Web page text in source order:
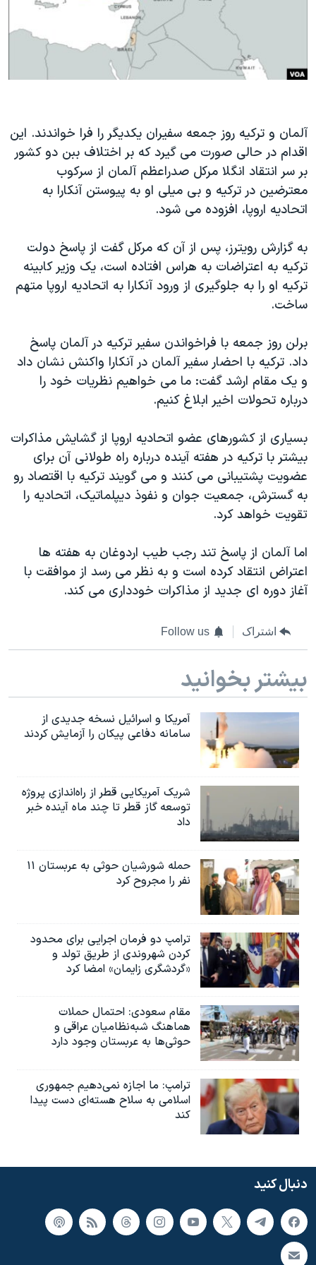
حقوق شهروندی
اقتصادی
گالری عکس
آرشیو پخش زنده
انتخابات ریاست جمهوری آمریکا ۲۰۲۴
حمله جمهوری اسلامی به اسرائیل
اعتراضات زن، زندگی، آزادی
مجموعه مستندهای دادخواهی
تریبونال مردمی آبان ۹۸
دادگاه حمید نوری
چهل سال گروگان‌گیری
قانون شفافیت دارائی کادر رهبری ایران
اعتراضات مردمی آبان ۹۸
نرگس محمدی برنده جایزه نوبل صلح
همایش محافظه‌کاران آمریکا «سی‌پک»
صفحه‌های ویژه
آلمان و ترکیه روز جمعه سفیران یکدیگر را فرا خواندند. این
اقدام در حالی صورت می گیرد که بر اختلاف ببن دو کشور
بر سر انتقاد انگلا مرکل صدراعظم آلمان از سرکوب
معترضین در ترکیه و بی میلی او به پیوستن آنکارا به
اتحادیه اروپا، افزوده می شود.
به گزارش رویترز، پس از آن که مرکل گفت از پاسخ دولت
ترکیه به اعتراضات به هراس افتاده است، یک وزیر کابینه
ترکیه او را به جلوگیری از ورود آنکارا به اتحادیه اروپا متهم
ساخت.
برلن روز جمعه با فراخواندن سفیر ترکیه در آلمان پاسخ
داد. ترکیه با احضار سفیر آلمان در آنکارا واکنش نشان داد
و یک مقام ارشد گفت: ما می خواهیم نظریات خود را
درباره تحولات اخیر ابلاغ کنیم.
بسیاری از کشورهای عضو اتحادیه اروپا از گشایش مذاکرات
بیشتر با ترکیه در هفته آینده درباره راه طولانی آن برای
عضویت پشتیبانی می کنند و می گویند ترکیه با اقتصاد رو
به گسترش، جمعیت جوان و نفوذ دیپلماتیک، اتحادیه را
تقویت خواهد کرد.
اما آلمان از پاسخ تند رجب طیب اردوغان به هفته ها
اعتراض انتقاد کرده است و به نظر می رسد از موافقت با
آغاز دوره ای جدید از مذاکرات خودداری می کند.
اشتراک Follow us
بیشتر بخوانید
آمریکا و اسرائیل نسخه جدیدی از
سامانه دفاعی پیکان را آزمایش کردند
شریک آمریکایی قطر از راه‌اندازی پروژه
توسعه گاز قطر تا چند ماه آینده خبر
داد
حمله شورشیان حوثی به عربستان ۱۱
نفر را مجروح کرد
ترامپ دو فرمان اجرایی برای محدود
کردن شهروندی از طریق تولد و
«گردشگری زایمان» امضا کرد
مقام سعودی: احتمال حملات
هماهنگ شبه‌نظامیان عراقی و
حوثی‌ها به عربستان وجود دارد
ترامپ: ما اجازه نمی‌دهیم جمهوری
اسلامی به سلاح هسته‌ای دست پیدا
کند
دنبال کنید